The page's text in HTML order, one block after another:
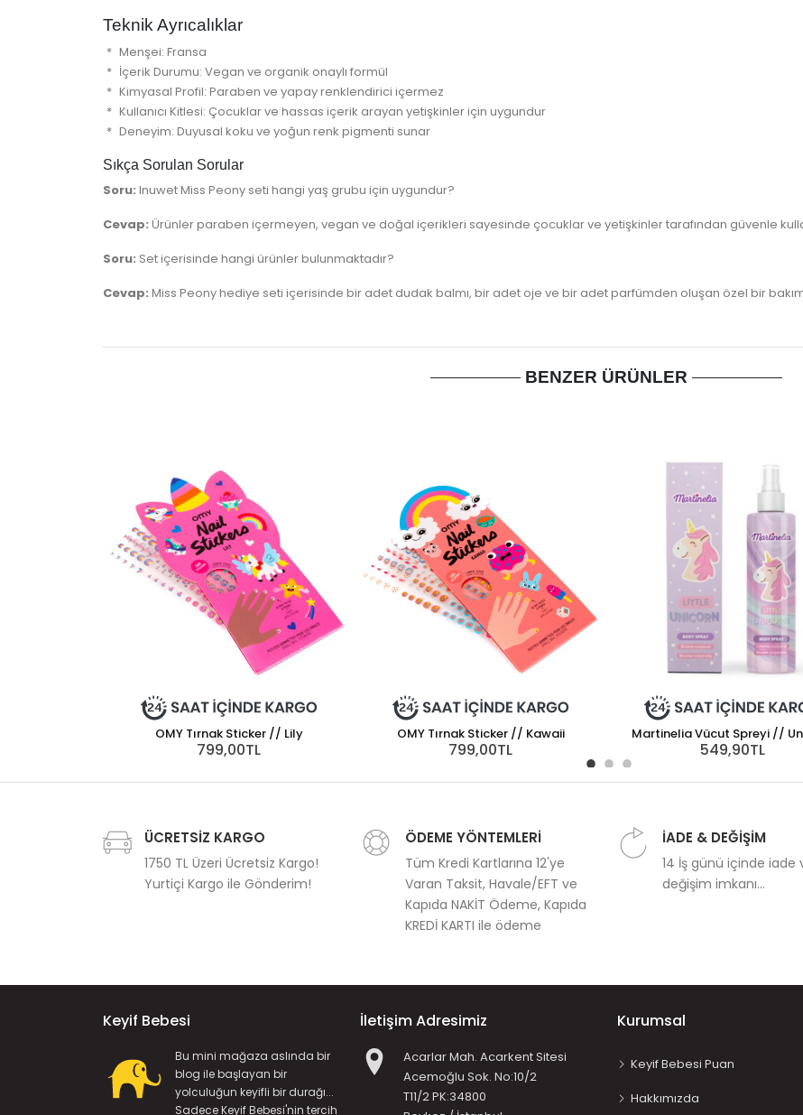
Teknik Ayrıcalıklar
Menşei: Fransa
İçerik Durumu: Vegan ve organik onaylı formül
Kimyasal Profil: Paraben ve yapay renklendirici içermez
Kullanıcı Kitlesi: Çocuklar ve hassas içerik arayan yetişkinler için uygundur
Deneyim: Duyusal koku ve yoğun renk pigmenti sunar
Sıkça Sorulan Sorular
Soru: Inuwet Miss Peony seti hangi yaş grubu için uygundur?
Cevap: Ürünler paraben içermeyen, vegan ve doğal içerikleri sayesinde çocuklar ve yetişkinler tarafından güvenle
Soru: Set içerisinde hangi ürünler bulunmaktadır?
Cevap: Miss Peony hediye seti içerisinde bir adet dudak balmı, bir adet oje ve bir adet parfümden oluşan özel bir
BENZER ÜRÜNLER
OMY Tırnak Sticker // Lily
799,00TL
OMY Tırnak Sticker // Kawaii
799,00TL
Martinelia Vücut Spreyi //
549,90TL
ÜCRETSİZ KARGO
1750 TL Üzeri Ücretsiz Kargo!
Yurtiçi Kargo ile Gönderim!
ÖDEME YÖNTEMLERİ
Tüm Kredi Kartlarına 12'ye
Varan Taksit, Havale/EFT ve
Kapıda NAKİT Ödeme, Kapıda
KREDİ KARTI ile ödeme
İADE & DEĞİŞİM
14 İş günü içinde iade
değişim imkanı...
Keyif Bebesi
Bu mini mağaza aslında bir
blog ile başlayan bir
yolculuğun keyifli bir durağı...
Sadece Keyif Bebesi'nin tercih
İletişim Adresimiz
Acarlar Mah. Acarkent Sitesi
Acemoğlu Sok. No:10/2
T11/2 PK:34800
Kurumsal
Keyif Bebesi Puan
Hakkımızda